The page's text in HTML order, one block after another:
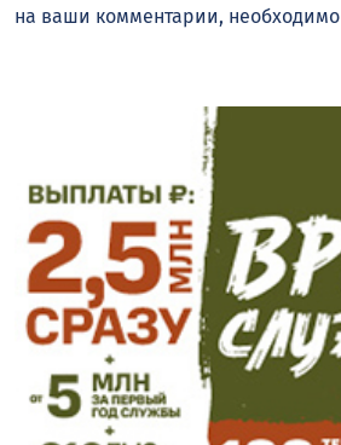
на ваши комментарии, необходимо